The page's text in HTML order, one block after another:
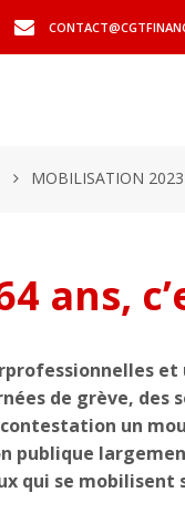
MOBILISATION 2023
ans,
de grève, des
un
publique
qui se mobilisent